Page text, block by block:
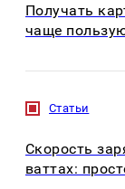
Получать
чаще
Статьи
Скорость
ваттах: